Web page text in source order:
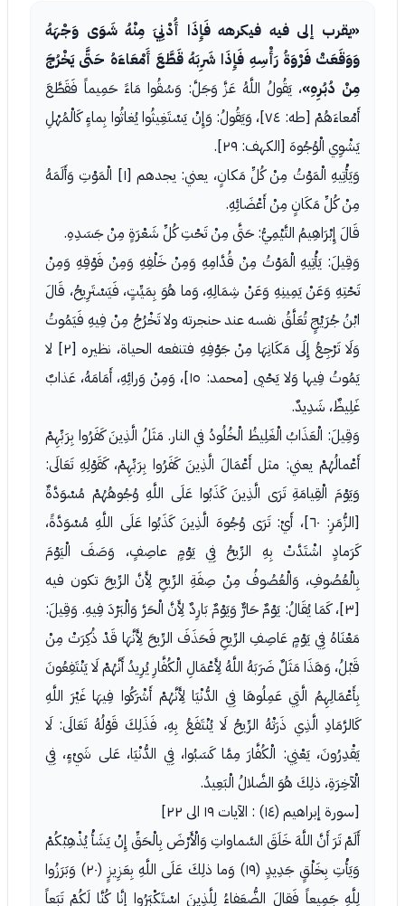
«يقرب إلى فيه فيكرهه فَإِذَا أُدْنِيَ مِنْهُ شَوَى وَجْهَهُ
وَوَقَعَتْ فَرْوَةُ رَأْسِهِ فَإِذَا شَرِبَهُ قَطَّعَ أَمْعَاءَهُ حَتَّى يَخْرُجَ
مِنْ دُبُرِهِ»، يَقُولُ اللَّهُ عَزَّ وَجَلَّ: وَسُقُوا مَاءً حَمِيماً فَقَطَّعَ
أَمْعاءَهُمْ [طه: ٧٤]، وَيَقُولُ: وَإِنْ يَسْتَغِيثُوا يُغاثُوا بِماءٍ كَالْمُهْلِ
يَشْوِي الْوُجُوهَ [الكهف: ٢٩].
وَيَأْتِيهِ الْمَوْتُ مِنْ كُلِّ مَكانٍ، يعني: يجدهم [١] الْمَوْتِ وَأَلَمَهُ
مِنْ كُلِّ مَكَانٍ مِنْ أَعْضَائِهِ.
قَالَ إِبْرَاهِيمُ التَّيْمِيُّ: حَتَّى مِنْ تَحْتِ كُلِّ شَعْرَةٍ مِنْ جَسَدِهِ.
وَقِيلَ: يَأْتِيهِ الْمَوْتُ مِنْ قُدَّامِهِ وَمِنْ خَلْفِهِ وَمِنْ فَوْقِهِ وَمِنْ
تَحْتِهِ وَعَنْ يَمِينِهِ وَعَنْ شِمَالِهِ، وَما هُوَ بِمَيِّتٍ، فَيَسْتَرِيحُ، قَالَ
ابْنُ جُرَيْجٍ تُعَلَّقُ نفسه عند حنجرته ولا تَخْرُجُ مِنْ فِيهِ فَيَمُوتُ
وَلَا تَرْجِعُ إِلَى مَكَانِهَا مِنْ جَوْفِهِ فتنفعه الحياة، نظيره [٢] لا
يَمُوتُ فِيها وَلا يَحْيى [محمد: ١٥]، وَمِنْ وَرائِهِ، أَمَامَهُ، عَذابٌ
غَلِيظٌ، شَدِيدٌ.
وَقِيلَ: الْعَذَابُ الْغَلِيظُ الْخُلُودُ في النار. مَثَلُ الَّذِينَ كَفَرُوا بِرَبِّهِمْ
أَعْمالُهُمْ يعني: مثل أَعْمَالَ الَّذِينَ كَفَرُوا بِرَبِّهِمْ، كَقَوْلِهِ تَعَالَى:
وَيَوْمَ الْقِيامَةِ تَرَى الَّذِينَ كَذَبُوا عَلَى اللَّهِ وُجُوهُهُمْ مُسْوَدَّةٌ
[الزُّمَرِ: ٦٠]، أَيْ: تَرَى وُجُوهَ الَّذِينَ كَذَبُوا عَلَى اللَّهِ مُسْوَدَّةً،
كَرَمادٍ اشْتَدَّتْ بِهِ الرِّيحُ فِي يَوْمٍ عاصِفٍ، وَصَفَ الْيَوْمَ
بِالْعُصُوفِ، وَالْعُصُوفُ مِنْ صِفَةِ الرِّيحِ لِأَنَّ الرِّيحَ تكون فيه
[٣]، كَمَا يُقَالُ: يَوْمٌ حَارٌّ وَيَوْمٌ بَارِدٌ لِأَنَّ الْحَرَّ وَالْبَرْدَ فِيهِ. وَقِيلَ:
مَعْنَاهُ فِي يَوْمٍ عَاصِفِ الرِّيحِ فَحَذَفَ الرِّيحَ لِأَنَّهَا قَدْ ذُكِرَتْ مِنْ
قَبْلُ، وَهَذَا مَثَلٌ ضَرَبَهُ اللَّهُ لِأَعْمَالِ الْكُفَّارِ يُرِيدُ أَنَّهُمْ لَا يَنْتَفِعُونَ
بِأَعْمَالِهِمُ الَّتِي عَمِلُوهَا فِي الدُّنْيَا لِأَنَّهُمْ أَشْرَكُوا فِيهَا غَيْرَ اللَّهِ
كَالرَّمَادِ الَّذِي ذَرَتْهُ الرِّيحُ لَا يُنْتَفَعُ بِهِ، فَذَلِكَ قَوْلُهُ تَعَالَى: لَا
يَقْدِرُونَ، يَعْنِي: الْكُفَّارَ مِمَّا كَسَبُوا، فِي الدُّنْيَا، عَلى شَيْءٍ، فِي
الْآخِرَةِ، ذلِكَ هُوَ الضَّلالُ الْبَعِيدُ.
[سورة إبراهيم (١٤) : الآيات ١٩ الى ٢٢]
أَلَمْ تَرَ أَنَّ اللَّهَ خَلَقَ السَّماواتِ وَالْأَرْضَ بِالْحَقِّ إِنْ يَشَأْ يُذْهِبْكُمْ
وَيَأْتِ بِخَلْقٍ جَدِيدٍ (١٩) وَما ذلِكَ عَلَى اللَّهِ بِعَزِيزٍ (٢٠) وَبَرَزُوا
لِلَّهِ جَمِيعاً فَقالَ الضُّعَفاءُ لِلَّذِينَ اسْتَكْبَرُوا إِنَّا كُنَّا لَكُمْ تَبَعاً